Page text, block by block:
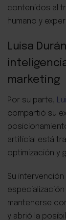
contenidos al
humano y
Luisa
marketing
Por su parte,
compartió su
artificial está
optimización y
Su
mantenerse
y abrió la